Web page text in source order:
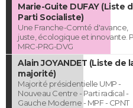
Marie-Guite DUFAY (Liste
Parti Socialiste)
Une Franche-Comté d'avance,
juste, écologique et innovante.
MRC-PRG-DVG
Alain JOYANDET (Liste de
majorité)
Majorité présidentielle UMP -
Nouveau Centre - Parti radical -
Gauche Moderne - MPF - CPNT